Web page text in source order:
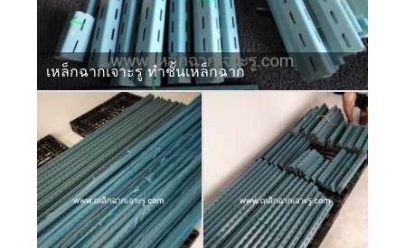
เหล็กฉากเจาะรู ทำชั้นเหล็กฉาก